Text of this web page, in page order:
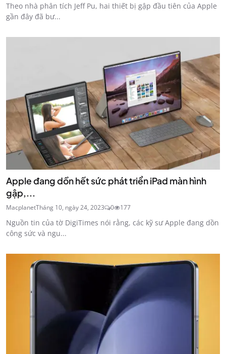
Theo nhà phân tích Jeff Pu, hai thiết bị gập đầu tiên của Apple
gần đây đã bư...
Apple đang dồn hết sức phát triển iPad màn hình
gập,...
MacplanetTháng 10, ngày 24, 2023 0 177
Nguồn tin của tờ DigiTimes nói rằng, các kỹ sư Apple đang dồn
công sức và ngu...